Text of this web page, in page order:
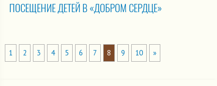
ПОСЕЩЕНИЕ ДЕТЕЙ В «ДОБРОМ СЕРДЦЕ»
1 2 3 4 5 6 7 8 9 10 »